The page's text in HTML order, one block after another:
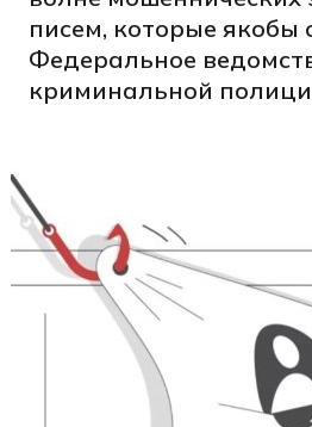
писем, которые якобы
Федеральное
криминальной